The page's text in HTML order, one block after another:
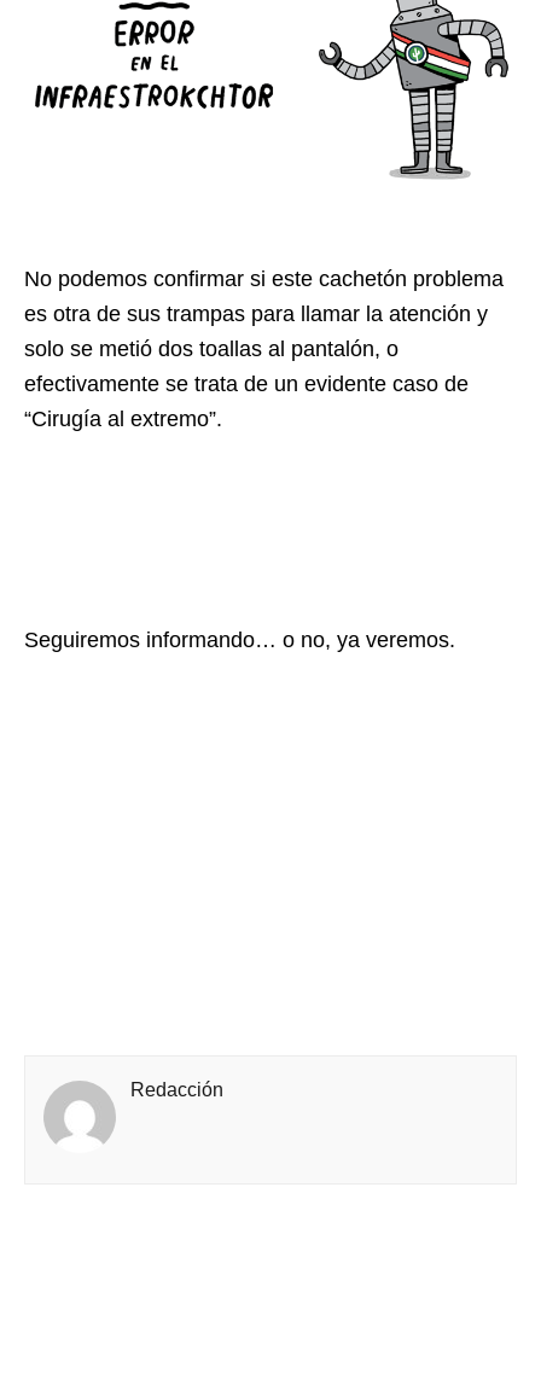
No podemos confirmar si este cachetón problema
es otra de sus trampas para llamar la atención y
solo se metió dos toallas al pantalón, o
efectivamente se trata de un evidente caso de
“Cirugía al extremo”.
Seguiremos informando… o no, ya veremos.
Redacción